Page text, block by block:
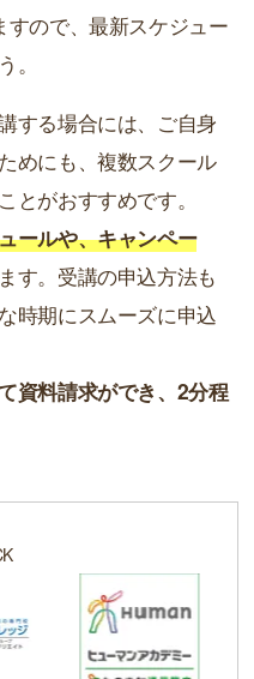
ので、最新スケジュー
する場合には、ご自身
めにも、複数スクール
とがおすすめです。
ールや、キャンペー
す。受講の申込方法も
時期にスムーズに申込
資料請求ができ、2分程